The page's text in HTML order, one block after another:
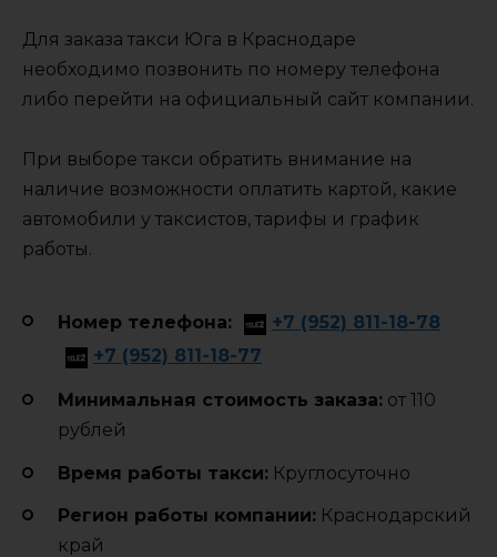
Для заказа такси Юга в Краснодаре
необходимо позвонить по номеру телефона
либо перейти на официальный сайт компании.
При выборе такси обратить внимание на
наличие возможности оплатить картой, какие
автомобили у таксистов, тарифы и график
работы.
Номер телефона:
+7 (952) 811-18-78
+7 (952) 811-18-77
Минимальная стоимость заказа: от 110
рублей
Время работы такси: Круглосуточно
Регион работы компании: Краснодарский
край